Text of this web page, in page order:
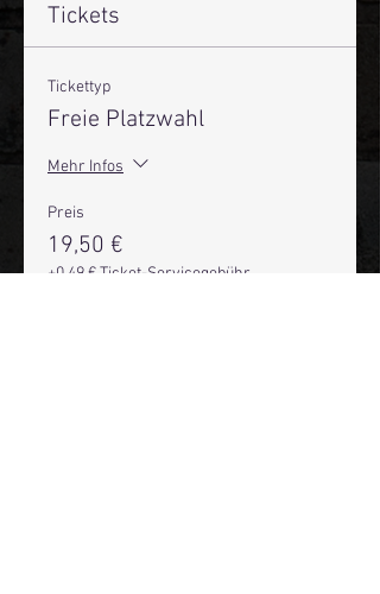
Tickets
Tickettyp
Freie Platzwahl
Mehr Infos
Preis
19,50 €
+0,49 € Ticket-Servicegebühr